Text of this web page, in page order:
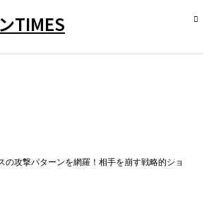
TIMES
の攻撃パターンを網羅！相手を崩す戦略的ショ